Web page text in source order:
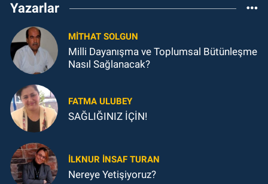
Yazarlar
MITHAT SOLGUN
Milli Dayanışma ve Toplumsal Bütünleşme
Nasıl Sağlanacak?
FATMA ULUBEY
SAĞLIĞINIZ İÇİN!
İLKNUR İNSAF TURAN
Nereye Yetişiyoruz?